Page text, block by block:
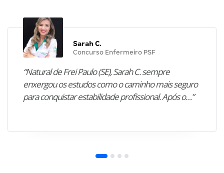
Sarah C.
Concurso Enfermeiro PSF
“Natural de Frei Paulo (SE), Sarah C. sempre
enxergou os estudos como o caminho mais seguro
para conquistar estabilidade profissional. Após o…”